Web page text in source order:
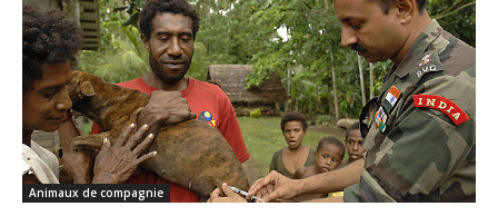
Animaux de compagnie